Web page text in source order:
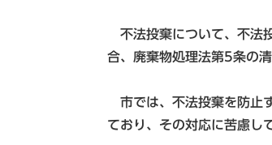
不法投棄について、不法
合、廃棄物処理法第5条の
市では、不法投棄を防止
ており、その対応に苦慮し